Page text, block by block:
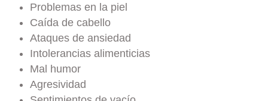
Problemas en la piel
Caída de cabello
Ataques de ansiedad
Intolerancias alimenticias
Mal humor
Agresividad